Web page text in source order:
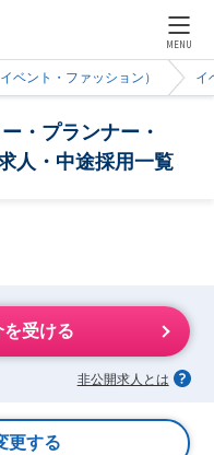
MENU
ベント・ファッション） イ
・プランナー・
人・中途採用一覧
受ける
非公開求人とは
更する